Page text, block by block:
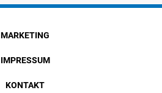
MARKETING
IMPRESSUM
KONTAKT